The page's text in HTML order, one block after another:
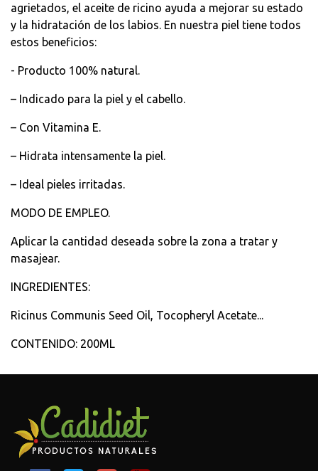
agrietados, el aceite de ricino ayuda a mejorar su estado
y la hidratación de los labios. En nuestra piel tiene todos
estos beneficios:
- Producto 100% natural.
– Indicado para la piel y el cabello.
– Con Vitamina E.
– Hidrata intensamente la piel.
– Ideal pieles irritadas.
MODO DE EMPLEO.
Aplicar la cantidad deseada sobre la zona a tratar y
masajear.
INGREDIENTES:
Ricinus Communis Seed Oil, Tocopheryl Acetate...
CONTENIDO: 200ML